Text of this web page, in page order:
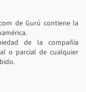
de Gurú contiene la
de la compañía
o parcial de cualquier